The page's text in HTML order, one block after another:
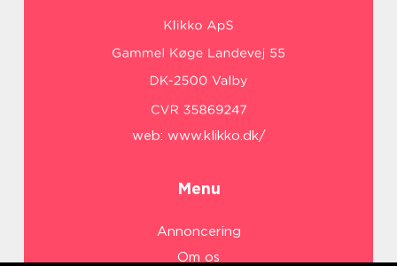
web: www.klikko.dk/
Menu
Annoncering
Om os